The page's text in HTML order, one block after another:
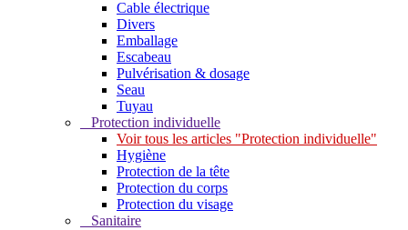
Cable électrique
Divers
Emballage
Escabeau
Pulvérisation & dosage
Seau
Tuyau
Protection individuelle
Voir tous les articles "Protection individuelle"
Hygiène
Protection de la tête
Protection du corps
Protection du visage
Sanitaire